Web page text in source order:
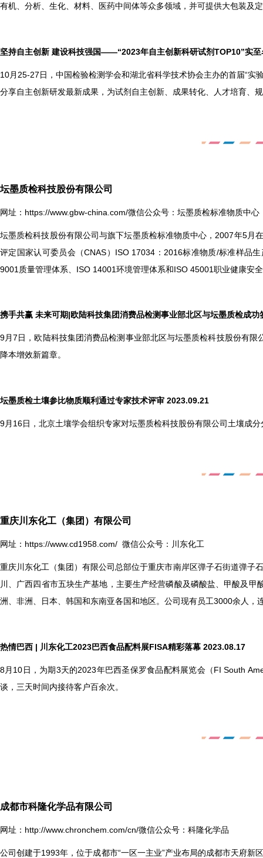
有机、分析、生化、材料、医药中间体等众多领域，并可提供大包装及
坚持自主创新 建设科技强国——“2023年自主创新科研试剂TOP10”实
10月25-27日，中国检验检测学会和湖北省科学技术协会主办的首届“
分享自主创新研发最新成果，为试剂自主创新、成果转化、人才培育、
坛墨质检科技股份有限公司
网址： https://www.gbw-china.com/微信公众号：坛墨质检标准物质中心
坛墨质检科技股份有限公司与旗下坛墨质检标准物质中心，2007年5月
评定国家认可委员会（CNAS）ISO 17034：2016标准物质/标准样品
9001质量管理体系、ISO 14001环境管理体系和ISO 45001职业健康安
携手共赢 未来可期|欧陆科技集团消费品检测事业部北区与坛墨质检成
9月7日，欧陆科技集团消费品检测事业部北区与坛墨质检科技股份有
降本增效新篇章。
坛墨质检土壤参比物质顺利通过专家技术评审 2023.09.21
9月16日，北京土壤学会组织专家对坛墨质检科技股份有限公司土壤成
重庆川东化工（集团）有限公司
网址： https://www.cd1958.com/ 微信公众号：川东化工
重庆川东化工（集团）有限公司总部位于重庆市南岸区弹子石街道弹
川、广西四省市五块生产基地，主要生产经营磷酸及磷酸盐、甲酸及
洲、非洲、日本、韩国和东南亚各国和地区。公司现有员工3000余人，
热情巴西 | 川东化工2023巴西食品配料展FISA精彩落幕 2023.08.17
8月10日，为期3天的2023年巴西圣保罗食品配料展览会（FI South
谈，三天时间内接待客户百余次。
成都市科隆化学品有限公司
网址： http://www.chronchem.com/cn/微信公众号：科隆化学品
公司创建于1993年，位于成都市“一区一主业”产业布局的成都市天府